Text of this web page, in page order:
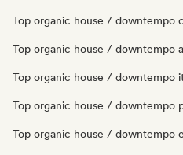
Top organic house / downtempo
Top organic house / downtempo
Top organic house / downtempo
Top organic house / downtempo
Top organic house / downtempo